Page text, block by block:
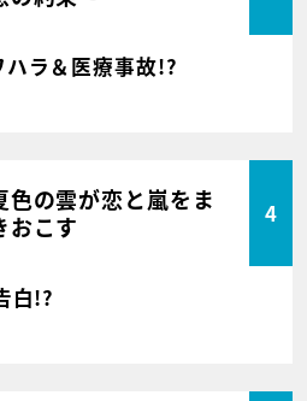
ラ＆医療事故!?
色の雲が恋と嵐をま
おこす
4
白!?